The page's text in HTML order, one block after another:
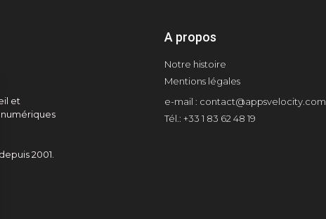
et
2001.
A propos
Notre histoire
Mentions légales
e-mail : contact@appsvelocity.com
Tél.: +33 1 83 62 48 19